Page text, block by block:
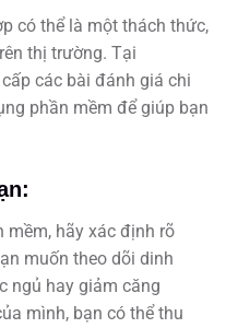
có thể là một thách thức,
thị trường. Tại
các bài đánh giá chi
phần mềm để giúp bạn
mềm, hãy xác định rõ
muốn theo dõi dinh
ngủ hay giảm căng
mình, bạn có thể thu